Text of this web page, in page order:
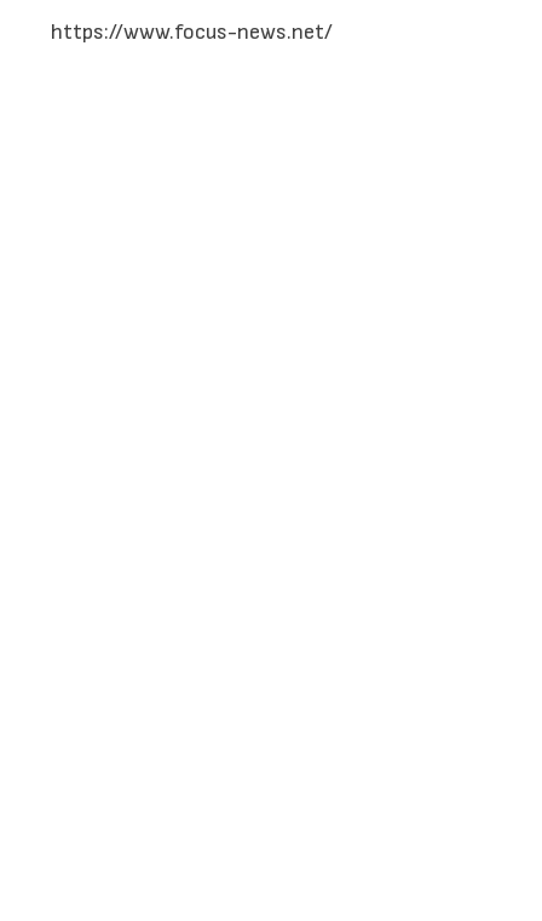
https://www.focus-news.net/